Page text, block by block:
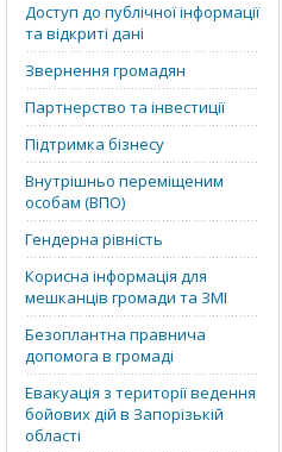
Доступ до публічної інформації
та відкриті дані
Звернення громадян
Партнерство та інвестиції
Підтримка бізнесу
Внутрішньо переміщеним
особам (ВПО)
Гендерна рівність
Корисна інформація для
мешканців громади та ЗМІ
Безоплантна правнича
допомога в громаді
Евакуація з території ведення
бойових дій в Запорізькій
області